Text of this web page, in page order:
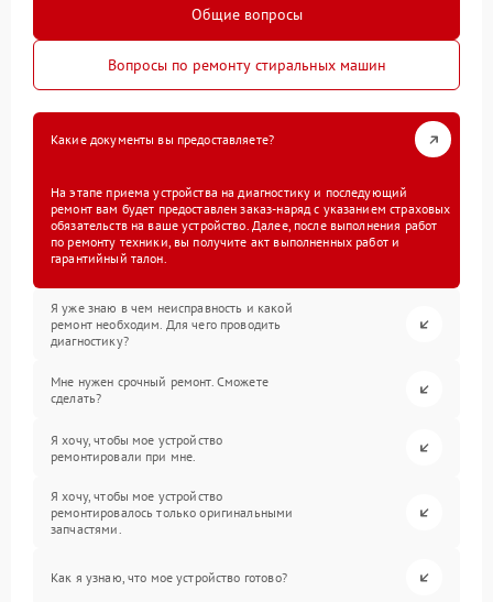
Общие вопросы
Вопросы по ремонту стиральных машин
Какие документы вы предоставляете?
На этапе приема устройства на диагностику и последующий
ремонт вам будет предоставлен заказ-наряд с указанием страховых
обязательств на ваше устройство. Далее, после выполнения работ
по ремонту техники, вы получите акт выполненных работ и
гарантийный талон.
Я уже знаю в чем неисправность и какой
ремонт необходим. Для чего проводить
диагностику?
Мне нужен срочный ремонт. Сможете
сделать?
Я хочу, чтобы мое устройство
ремонтировали при мне.
Я хочу, чтобы мое устройство
ремонтировалось только оригинальными
запчастями.
Как я узнаю, что мое устройство готово?